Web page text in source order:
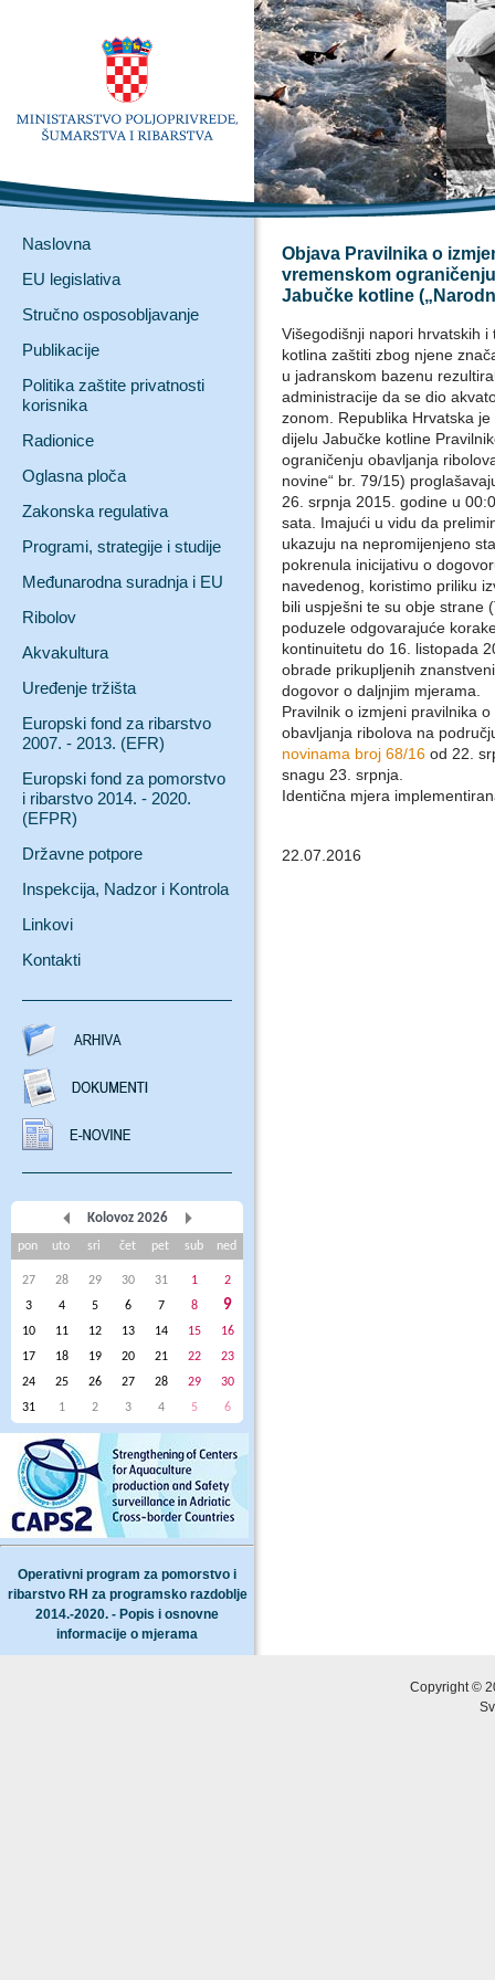
Naslovna
EU legislativa
Stručno osposobljavanje
Publikacije
Politika zaštite privatnosti
korisnika
Radionice
Oglasna ploča
Zakonska regulativa
Programi, strategije i studije
Međunarodna suradnja i EU
Ribolov
Akvakultura
Uređenje tržišta
Europski fond za ribarstvo
2007. - 2013. (EFR)
Europski fond za pomorstvo
i ribarstvo 2014. - 2020.
(EFPR)
Državne potpore
Inspekcija, Nadzor i Kontrola
Linkovi
Kontakti
Kolovoz 2026
pon uto sri čet pet sub ned
27 28 29 30 31 1
2
3
4 5 6 7 8 9
10 11 12 13 14 15
16
17
18 19 20 21 22
23
24
25 26 27 28 29
30
31
1 2 3 4 5 6
Operativni program za pomorstvo i
ribarstvo RH za programsko razdoblje
2014.-2020. - Popis i osnovne
informacije o mjerama
Objava Pravilnika o
vremenskom
Jabučke kotline
Višegodišnji napori hrvatskih
kotlina zaštiti zbog njene
u jadranskom bazenu
administracije da se dio
zonom. Republika Hrvatska
dijelu Jabučke kotline
ograničenju obavljanja
novine“ br. 79/15)
26. srpnja 2015. godine u
sata. Imajući u vidu da
ukazuju na nepromijenjeno
pokrenula inicijativu o
navedenog, koristimo priliku
bili uspješni te su obje strane
poduzele odgovarajuće
kontinuitetu do 16. listopada
obrade prikupljenih
dogovor o daljnjim mjerama.
Pravilnik o izmjeni pravilnika
obavljanja ribolova na
novinama broj 68/16 od 22.
snagu 23. srpnja.
Identična mjera
22.07.2016
Copyright ©